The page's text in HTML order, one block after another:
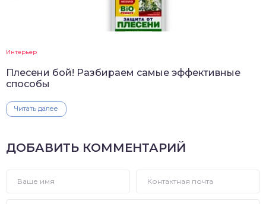
Интерьер
Плесени бой! Разбираем самые эффективные
способы
Читать далее
ДОБАВИТЬ КОММЕНТАРИЙ